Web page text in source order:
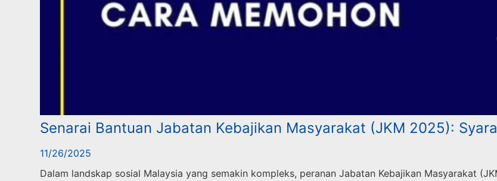
Senarai Bantuan Jabatan Kebajikan Masyarakat (JKM 2025):
11/26/2025
Dalam landskap sosial Malaysia yang semakin kompleks, peranan Jabatan Kebajikan Masyarakat